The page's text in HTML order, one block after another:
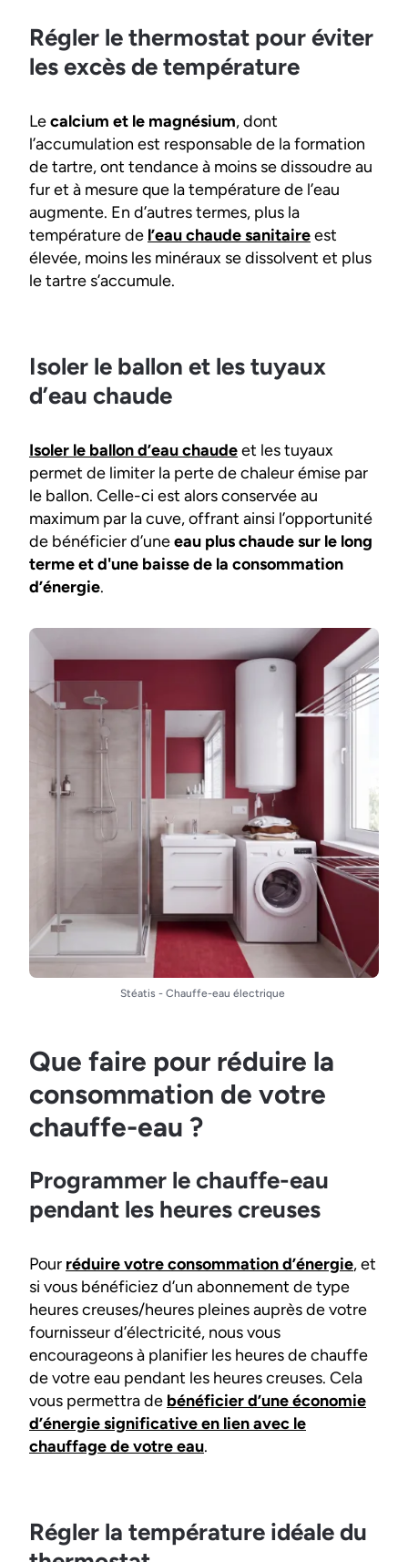
Régler le thermostat pour éviter
les excès de température
Lecalcium et le magnésium, dont
l’accumulation est responsable de la formation
de tartre, ont tendance à moins se dissoudre au
fur et à mesure que la température de l’eau
augmente. En d’autres termes, plus la
température de l’eau chaude sanitaireest
élevée, moins les minéraux se dissolvent et plus
le tartre s’accumule.
Isoler le ballon et les tuyaux
d’eau chaude
Isoler le ballon d’eau chaudeet les tuyaux
permet de limiter la perte de chaleur émise par
le ballon. Celle-ci est alors conservée au
maximum par la cuve, offrant ainsi l’opportunité
de bénéficier d’uneeau plus chaude sur le long
terme et d'une baisse de la consommation
d’énergie.
Stéatis - Chauffe-eau électrique
Que faire pour réduire la
consommation de votre
chauffe-eau ?
Programmer le chauffe-eau
pendant les heures creuses
Pour réduire votre consommation d’énergie, et
si vous bénéficiez d’un abonnement de type
heures creuses/heures pleines auprès de votre
fournisseur d’électricité, nous vous
encourageons à planifier les heures de chauffe
de votre eau pendant les heures creuses. Cela
vous permettra de bénéficier d’une économie
d’énergie significative en lien avec le
chauffage de votre eau.
Régler la température idéale du